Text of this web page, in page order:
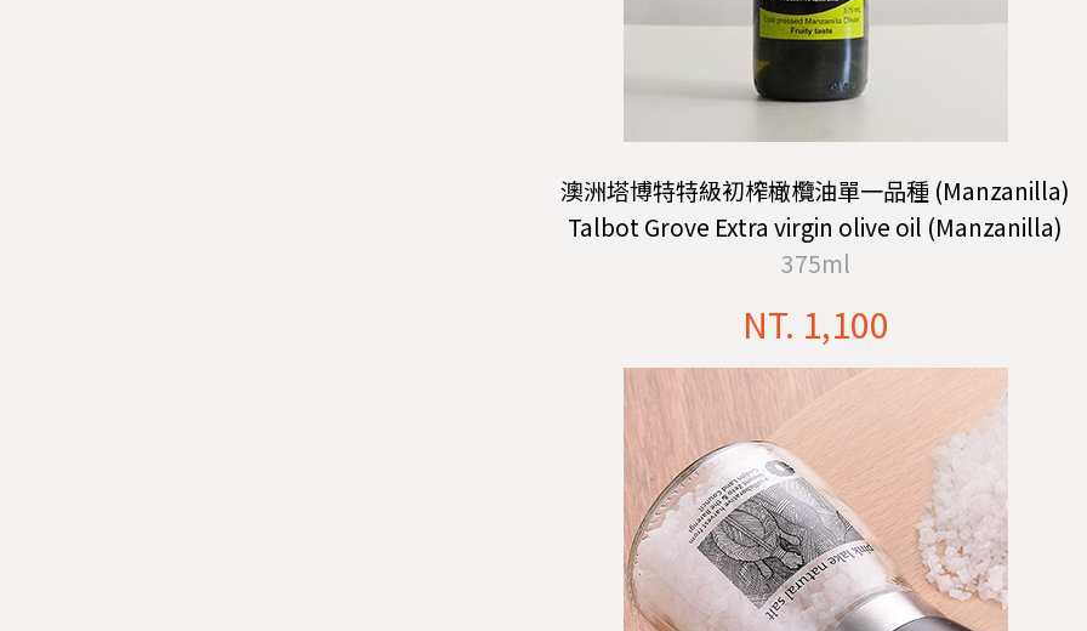
澳洲塔博特特級初榨橄欖油單一品種 (Manzanilla)
Talbot Grove Extra virgin olive oil (Manzanilla)
375ml
NT. 1,100